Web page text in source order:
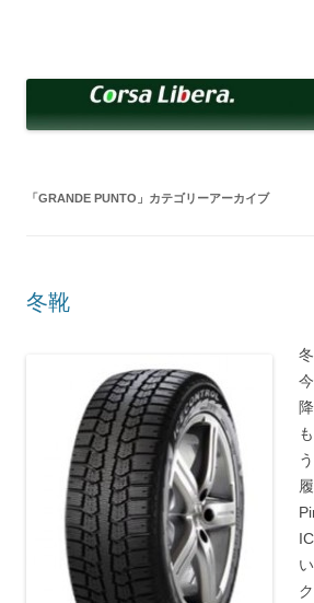
へ
ッ
「GRANDE PUNTO 」カテゴリーアーカイブ
冬靴